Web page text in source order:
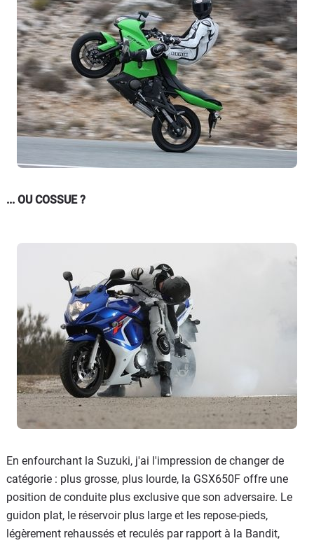
... OU COSSUE ?
En enfourchant la Suzuki, j'ai l'impression de changer de
catégorie : plus grosse, plus lourde, la GSX650F offre une
position de conduite plus exclusive que son adversaire. Le
guidon plat, le réservoir plus large et les repose-pieds,
légèrement rehaussés et reculés par rapport à la Bandit,